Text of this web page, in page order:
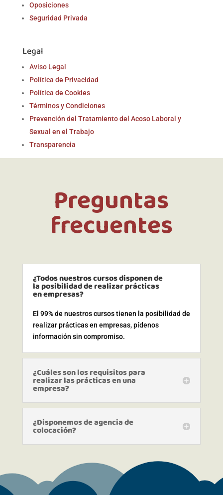
Oposiciones
Seguridad Privada
Legal
Aviso Legal
Política de Privacidad
Política de Cookies
Términos y Condiciones
Prevención del Tratamiento del Acoso Laboral y
Sexual en el Trabajo
Transparencia
Preguntas
frecuentes
¿Todos nuestros cursos disponen de
la posibilidad de realizar prácticas
en empresas?
El 99% de nuestros cursos tienen la posibilidad de
realizar prácticas en empresas, pídenos
información sin compromiso.
¿Cuáles son los requisitos para
realizar las prácticas en una
empresa?
¿Disponemos de agencia de
colocación?